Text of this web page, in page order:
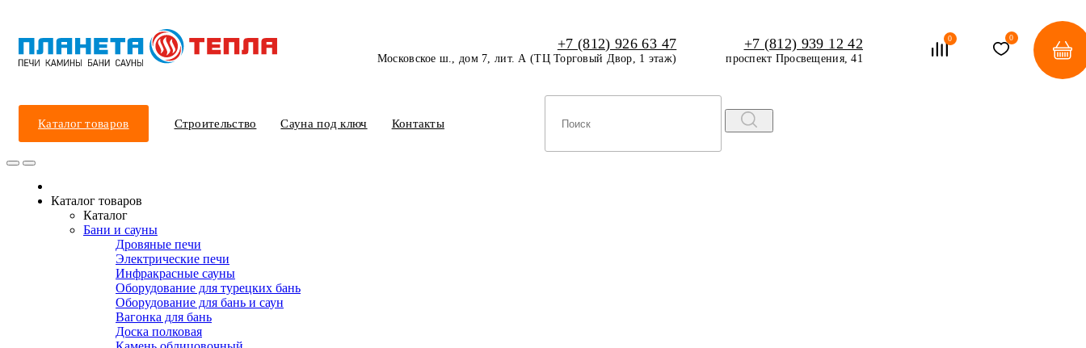
+7 (812) 926 63 47
Московское ш., дом 7, лит. А (ТЦ Торговый Двор, 1 этаж)
+7 (812) 939 12 42
проспект Просвещения, 41
0 0
Каталог товаров Строительство Сауна под ключ Контакты
Каталог товаров
Каталог
Бани и сауны
Дровяные печи
Электрические печи
Инфракрасные сауны
Оборудование для турецких бань
Оборудование для бань и саун
Вагонка для бань
Доска полковая